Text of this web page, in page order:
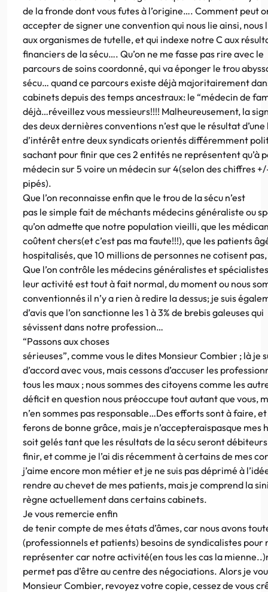
de la fronde dont vous futes à l’origine…. Comment peut
accepter de signer une convention qui nous lie ainsi, nous
aux organismes de tutelle, et qui indexe notre C aux
financiers de la sécu…. Qu’on ne me fasse pas rire avec le
parcours de soins coordonné, qui va éponger le trou
sécu… quand ce parcours existe déjà majoritairement
cabinets depuis des temps ancestraux: le “médecin de
déjà…réveillez vous messieurs!!!! Malheureusement, la
des deux dernières conventions n’est que le résultat d’une
d’intérêt entre deux syndicats orientés différemment
sachant pour finir que ces 2 entités ne représentent qu’à
médecin sur 5 voire un médecin sur 4(selon des chiffres
pipés).
Que l’on reconnaisse enfin que le trou de la sécu n’est
pas le simple fait de méchants médecins généraliste ou
qu’on admette que notre population vieilli, que les
coûtent chers(et c’est pas ma faute!!!), que les patients
hospitalisés, que 10 millions de personnes ne cotisent
Que l’on contrôle les médecins généralistes et
leur activité est tout à fait normal, du moment ou nous
conventionnés il n’y a rien à redire la dessus; je suis
d’avis que l’on sanctionne les 1 à 3% de brebis galeuses qui
sévissent dans notre profession…
“Passons aux choses
sérieuses”, comme vous le dites Monsieur Combier ; là je
d’accord avec vous, mais cessons d’accuser les
tous les maux ; nous sommes des citoyens comme les
déficit en question nous préoccupe tout autant que vous,
n’en sommes pas responsable…Des efforts sont à faire, et
ferons de bonne grâce, mais je n’accepteraispasque mes
soit gelés tant que les résultats de la sécu seront
finir, et comme je l’ai dis récemment à certains de mes
j’aime encore mon métier et je ne suis pas déprimé à
rendre au chevet de mes patients, mais je comprend la
règne actuellement dans certains cabinets.
Je vous remercie enfin
de tenir compte de mes états d’âmes, car nous avons
(professionnels et patients) besoins de syndicalistes pour
représenter car notre activité(en tous les cas la
permet pas d’être au centre des négociations. Alors je
Monsieur Combier, revoyez votre copie, cessez de vous